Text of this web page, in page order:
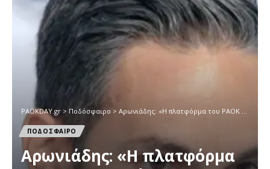
PAOKDAY.gr > Ποδόσφαιρο > Αρωνιάδης: «Η πλατφόρμα του PAOK TV κόστισε περίπου 3.000 ευρώ και απέφερε εκατομμύρια»
ΠΟΔΟΣΦΑΙΡΟ
Αρωνιάδης: «Η πλατφόρμα